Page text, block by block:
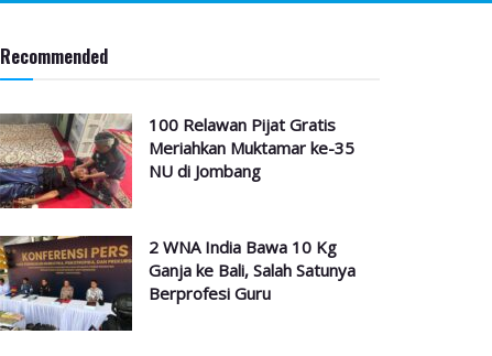
Recommended
100 Relawan Pijat Gratis
Meriahkan Muktamar ke-35
NU di Jombang
2 WNA India Bawa 10 Kg
Ganja ke Bali, Salah Satunya
Berprofesi Guru